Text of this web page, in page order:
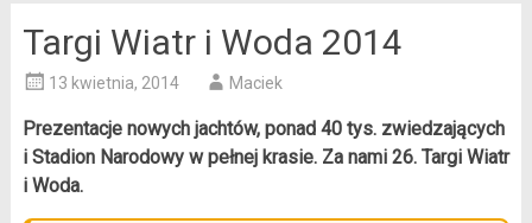
Targi Wiatr i Woda 2014
13 kwietnia, 2014 Maciek
Prezentacje nowych jachtów, ponad 40 tys. zwiedzających
i Stadion Narodowy w pełnej krasie. Za nami 26. Targi Wiatr
i Woda.